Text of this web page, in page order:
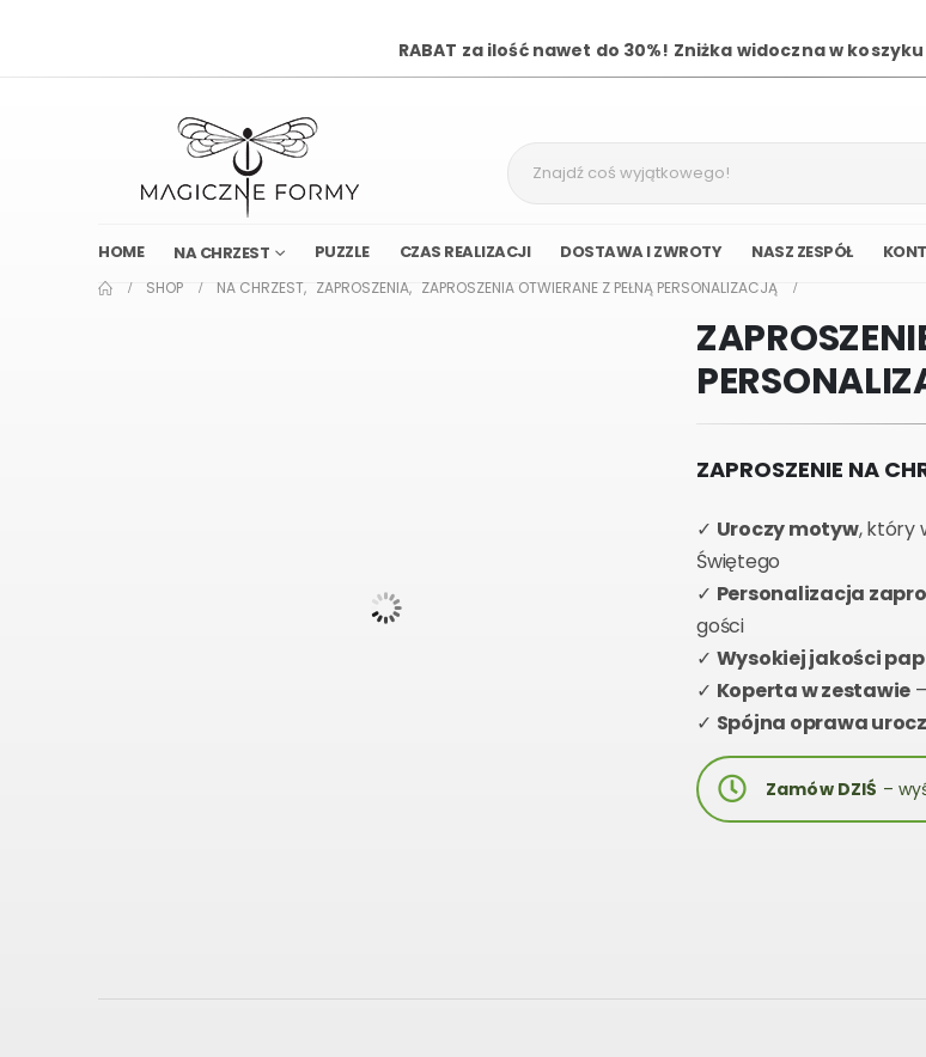
RABAT za ilość nawet do 30%! Zniżka widoczna w koszyku
HOME NA CHRZEST PUZZLE CZAS REALIZACJI DOSTAWA I ZWROTY NASZ ZESPÓŁ
SHOP NA CHRZEST, ZAPROSZENIA, ZAPROSZENIA OTWIERANE Z PEŁNĄ PERSONALIZACJĄ
ZAPROSZENIE NA
✓ Uroczy motyw, który
Świętego
✓ Personalizacja
gości
✓ Wysokiej jakości
✓ Koperta w zestawie
✓ Spójna oprawa
Zamów DZIŚ –